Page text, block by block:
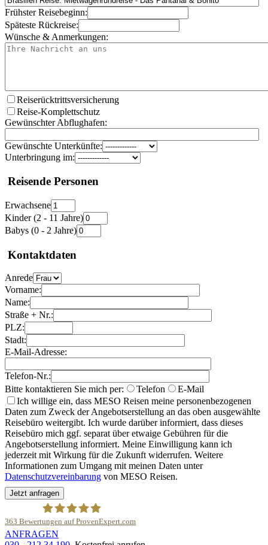
Frühster Reisebeginn:
Späteste Rückreise:
Wünsche & Anmerkungen:
Reiserücktrittsversicherung
Reise-Komplettschutz
Gewünschter Abflughafen:
Gewünschte Unterkünfte:
Unterbringung im:
Reisende Personen
Erwachsene
Kinder (2 - 11 Jahre)
Babys (0 - 2 Jahre)
Kontaktdaten
Anrede
Vorname:
Name:
Straße + Nr.:
PLZ:
Stadt:
E-Mail-Adresse:
Telefon-Nr.:
Bitte kontaktieren Sie mich per:
Telefon
E-Mail
Ich willige ein, dass MESO Reisen meine personenbezogenen
Daten zum Zweck der Angebotserstellung an das oben ausgewählte
Reisebüro weitergibt. Ich wurde darüber informiert, dass dieses
Reisebüro mich ggf. separat über etwaige Gebühren für die
Angebotserstellung informiert. Meine Einwilligung kann ich
jederzeit mit Wirkung für die Zukunft widerrufen. Weitere
Informationen zum Umgang mit meinen Daten unter
Datenschutzvereinbarung von MESO Reisen.
Jetzt anfragen
363 Bewertungen auf ProvenExpert.com
ANFRAGEN